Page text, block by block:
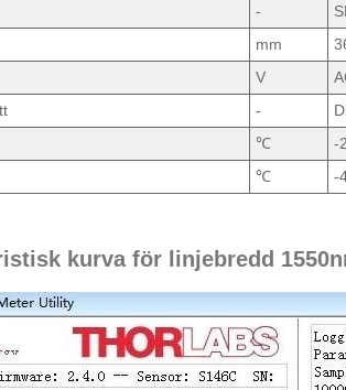
-
mm
V
-
℃
-
℃ -
kurva för linjebredd